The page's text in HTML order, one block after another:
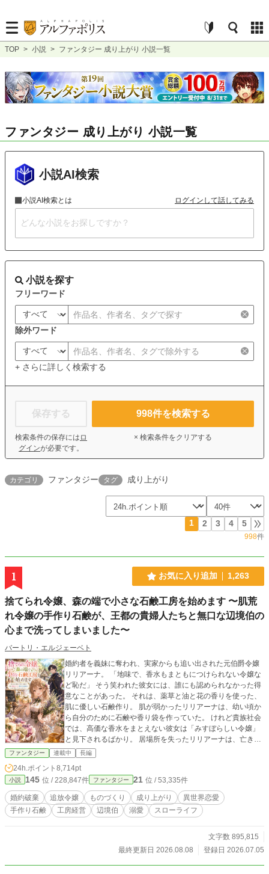
TOP > 小説 > ファンタジー 成り上がり 小説一覧
ファンタジー 成り上がり 小説一覧
小説AI検索
小説AI検索とは ログインして話してみる
小説を探す
フリーワード
除外ワード
+ さらに詳しく検索する
保存する
検索条件の保存には ロ
グインが必要です。
998件を検索する
× 検索条件をクリアする
カテゴリ ファンタジー タグ 成り上がり
1 2 3 4 5
998件
1 お気に入り追加 1,263
捨てられ令嬢、森の端で小さな石鹸工房を始めます 〜肌荒
れ令嬢の手作り石鹸が、王都の貴婦人たちと無口な辺境伯の
心まで洗ってしまいました〜
バートリ・エルジェーベト
婚約者を義妹に奪われ、実家からも追い出された元伯爵令嬢
リリアーナ。 「地味で、香水もまともにつけられない令嬢な
ど恥だ」 そう笑われた彼女には、誰にも認められなかった得
意なことがあった。 それは、薬草と油と花の香りを使った、
肌に優しい石鹸作り。 肌が弱かったリリアーナは、幼い頃か
ら自分のために石鹸や香り袋を作っていた。 けれど貴族社会
では、高価な香水をまとえない彼女は「みすぼらしい令嬢」
と見下されるばかり。 居場所を失ったリリアーナは、亡き母
が残した森の端の小屋で、小さな石鹸工房を始める。 最初の
お客様は、手荒れに悩む村の洗濯女。 次に訪れたのは、戦傷
と肌荒れに苦しむ無口な辺境伯。 やがてリリアーナの石鹸
は、肌荒れに悩む貴婦人たち、香水が苦手な令嬢、汗の匂い
を気にする騎士たちの間で評判になっていく。 一方、リリア
ーナを捨てた元婚約者と義妹は、彼女の商品が王都で流行し
始めたことに焦り始める。 「戻ってきてくれ」と言われて
を洗い流しながら、王国一の香り職人へと成り上がってい
ファンタジー 連載中 長編
24h.ポイント 8,714pt
小説 145 位 / 228,847件 ファンタジー 21 位 / 53,335件
婚約破棄 追放令嬢 ものづくり 成り上がり
異世界恋愛
手作り石鹸
工房経営 辺境伯 溺愛 スローライフ
文字数 895,815
最終更新日 2026.08.08
登録日 2026.07.05